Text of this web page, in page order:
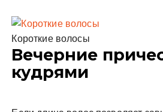
Короткие волосы
Вечерние
кудрями